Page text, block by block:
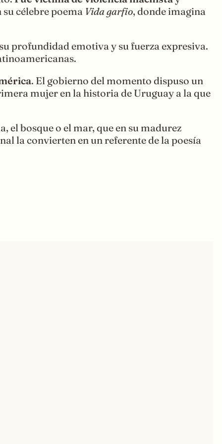
célebre poema Vida garfio, donde imagina
profundidad emotiva y su fuerza expresiva.
. El gobierno del momento dispuso un
mujer en la historia de Uruguay a la que
el bosque o el mar, que en su madurez
la convierten en un referente de la poesía